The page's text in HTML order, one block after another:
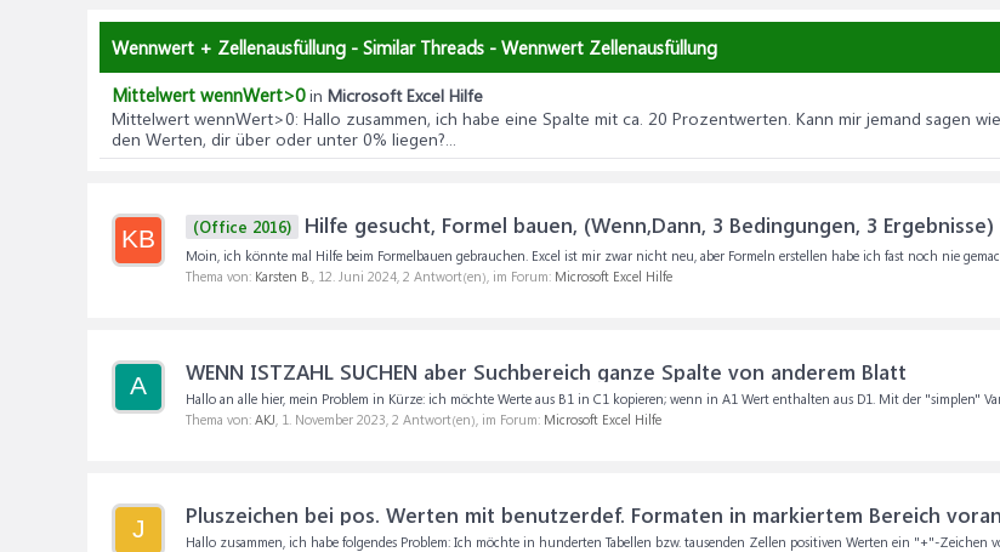
Wennwert + Zellenausfüllung - Similar Threads - Wennwert Zellenausfüllung
Mittelwert wennWert>0in Microsoft Excel Hilfe
Mittelwert wennWert>0: Hallo zusammen, ich habe eine Spalte mit ca. 20 Prozentwerten. Kann mir jemand sagen
den Werten, dir über oder unter 0% liegen?...
KB (Office 2016) Hilfe gesucht, Formel bauen, (Wenn,Dann, 3 Bedingungen, 3 Ergebnisse)
Moin, ich könnte mal Hilfe beim Formelbauen gebrauchen. Excel ist mir zwar nicht neu, aber Formeln erstellen habe ich fast noch nie
Thema von: Karsten B., 12. Juni 2024, 2 Antwort(en), im Forum: Microsoft Excel Hilfe
A WENN ISTZAHL SUCHEN aber Suchbereich ganze Spalte von anderem Blatt
Hallo an alle hier, mein Problem in Kürze: ich möchte Werte aus B1 in C1 kopieren; wenn in A1 Wert enthalten aus D1. Mit der "simplen"
Thema von: AKJ, 1. November 2023, 2 Antwort(en), im Forum: Microsoft Excel Hilfe
J Pluszeichen bei pos. Werten mit benutzerdef. Formaten in markiertem Bereich
Hallo zusammen, ich habe folgendes Problem: Ich möchte in hunderten Tabellen bzw. tausenden Zellen positiven Werten ein "+"-Zeichen